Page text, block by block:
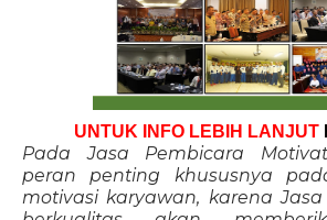
UNTUK INFO LEBIH LANJUT
Pada Jasa Pembicara
peran penting khususnya
motivasi karyawan, karena